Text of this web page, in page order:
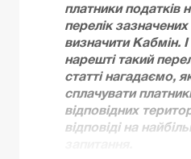
платники податків
перелік
визначити Кабмін. І
нарешті такий
статті нагадаємо,
сплачувати
відповідних
відповіді на